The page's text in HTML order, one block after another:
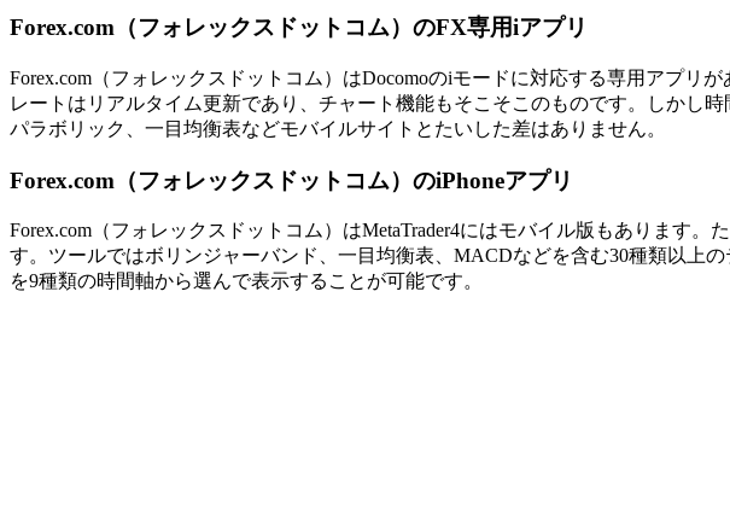
Forex.com（フォレックスドットコム）のFX専用iアプリ
Forex.com（フォレックスドットコム）はDocomoのiモードに対応する専用アプリ
レートは リアルタイム更新であり、チャート機能もそこそこのものです。しかし
パラボリック、一目均衡表などモバイルサイトとたいした差はありません。
Forex.com（フォレックスドットコム）のiPhoneアプリ
Forex.com（フォレックスドットコム）はMetaTrader4にはモバイル版もあります。
す。ツールではボリンジャーバンド、一目均衡表、MACDなどを含む30種類以上
を9種類の時間軸から選んで表示することが可能です。